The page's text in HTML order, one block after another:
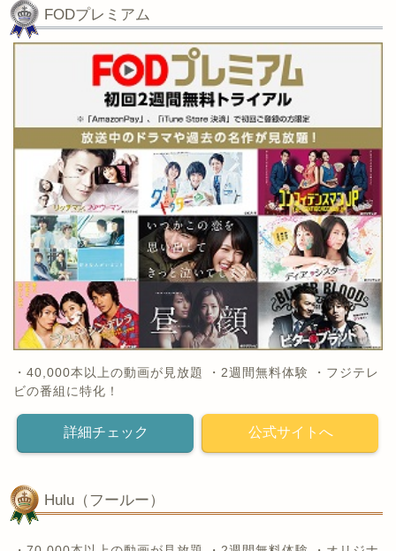
FODプレミアム
・40,000本以上の動画が見放題 ・2週間無料体験 ・フジテレ
ビの番組に特化！
詳細チェック 公式サイトへ
Hulu（フールー）